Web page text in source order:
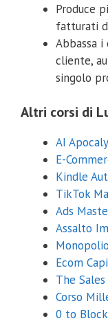
Produce
fatturati
Abbassa
cliente,
singolo
Altri corsi di
AI
E-
Kindle
TikTok
Ads
Assalto
Ecom
The
Corso
0 to